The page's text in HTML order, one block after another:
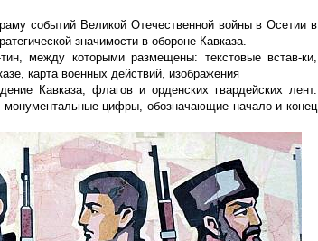
событий Великой Отечественной войны в Осетии в
значимости в обороне Кавказа.
между которыми размещены: текстовые встав-ки,
карта военных действий, изображения
Кавказа, флагов и орденских гвардейских лент.
цифры, обозначающие начало и конец